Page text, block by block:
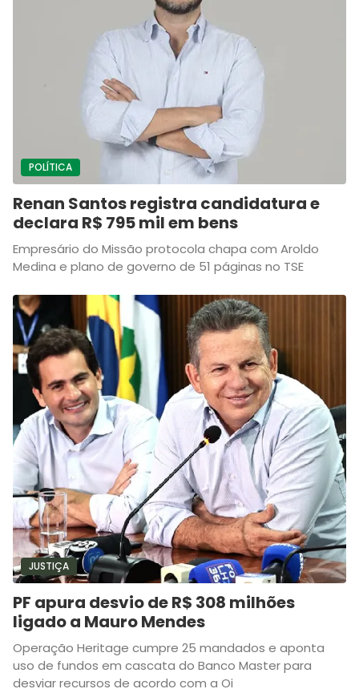
POLÍTICA
Renan Santos registra candidatura e
declara R$ 795 mil em bens
Empresário do Missão protocola chapa com Aroldo
Medina e plano de governo de 51 páginas no TSE
JUSTIÇA
PF apura desvio de R$ 308 milhões
ligado a Mauro Mendes
Operação Heritage cumpre 25 mandados e aponta
uso de fundos em cascata do Banco Master para
desviar recursos de acordo com a Oi